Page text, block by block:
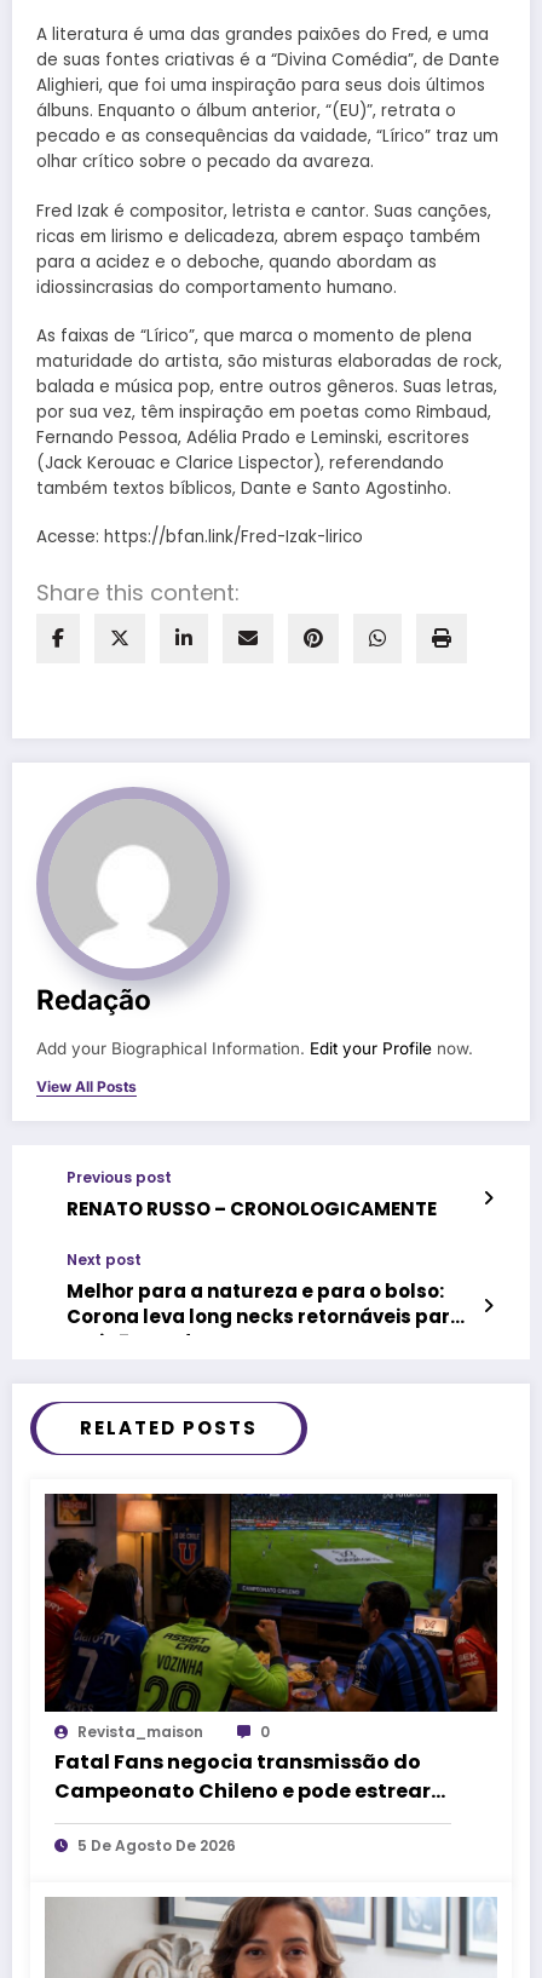
A literatura é uma das grandes paixões do Fred, e uma
de suas fontes criativas é a “Divina Comédia”, de Dante
Alighieri, que foi uma inspiração para seus dois últimos
álbuns. Enquanto o álbum anterior, “(EU)”, retrata o
pecado e as consequências da vaidade, “Lírico” traz um
olhar crítico sobre o pecado da avareza.
Fred Izak é compositor, letrista e cantor. Suas canções,
ricas em lirismo e delicadeza, abrem espaço também
para a acidez e o deboche, quando abordam as
idiossincrasias do comportamento humano.
As faixas de “Lírico”, que marca o momento de plena
maturidade do artista, são misturas elaboradas de rock,
balada e música pop, entre outros gêneros. Suas letras,
por sua vez, têm inspiração em poetas como Rimbaud,
Fernando Pessoa, Adélia Prado e Leminski, escritores
(Jack Kerouac e Clarice Lispector), referendando
também textos bíblicos, Dante e Santo Agostinho.
Acesse: https://bfan.link/Fred-Izak-lirico
Share this content:
Redação
Add your Biographical Information. Edit your Profile now.
View All Posts
Previous post
RENATO RUSSO – CRONOLOGICAMENTE
Next post
Melhor para a natureza e para o bolso:
Corona leva long necks retornáveis para
mais 7 estados
RELATED POSTS
Revista_maison 0
Fatal Fans negocia transmissão do
Campeonato Chileno e pode estrear
no mercado de competições
esportivas
5 De Agosto De 2026